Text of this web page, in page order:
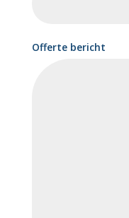
Offerte bericht